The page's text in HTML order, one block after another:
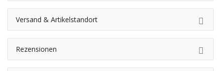
Versand & Artikelstandort
Rezensionen